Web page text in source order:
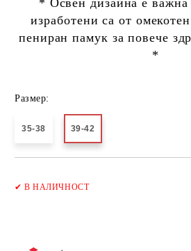
* Освен дизайна е важна
изработени са от
пениран памук за повече
*
Размер:
35-38 39-42
✔В НАЛИЧНОСТ